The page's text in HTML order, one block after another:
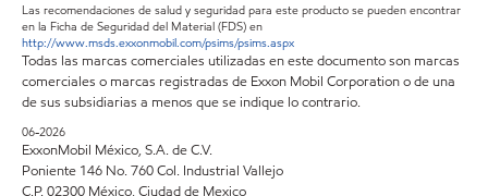
Las recomendaciones de salud y seguridad para este producto se pueden encontrar
en la Ficha de Seguridad del Material (FDS) en
http://www.msds.exxonmobil.com/psims/psims.aspx
Todas las marcas comerciales utilizadas en este documento son marcas
comerciales o marcas registradas de Exxon Mobil Corporation o de una
de sus subsidiarias a menos que se indique lo contrario.
06-2026
ExxonMobil México, S.A. de C.V.
Poniente 146 No. 760 Col. Industrial Vallejo
C.P. 02300 México, Ciudad de Mexico